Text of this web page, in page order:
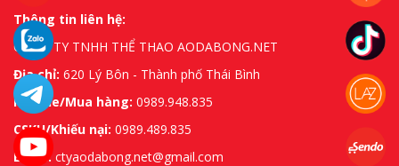
Thông tin liên hệ:
CÔNG TY TNHH THỂ THAO AODABONG.NET
Địa chỉ: 620 Lý Bôn - Thành phố Thái Bình
Hotline/Mua hàng: 0989.948.835
CSKH/Khiếu nại: 0989.489.835
Email:ctyaodabong.net@gmail.com